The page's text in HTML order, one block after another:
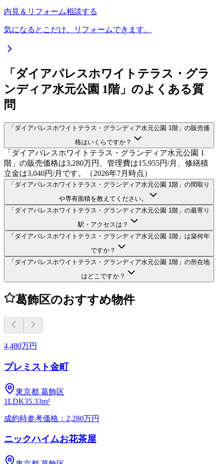
内見＆リフォーム相談する
気になるとこだけ、リフォームできます。
「ダイアパレスホワイトテラス・グラ
ンディア水元公園 1階」のよくある質
問
「ダイアパレスホワイトテラス・グランディア水元公園 1階」の販売価
格はいくらですか？
「ダイアパレスホワイトテラス・グランディア水元公園 1
階」の販売価格は3,280万円、管理費は15,955円/月、修繕積
立金は3,040円/月です。（2026年7月時点）
「ダイアパレスホワイトテラス・グランディア水元公園 1階」の間取り
や専有面積を教えてください。
「ダイアパレスホワイトテラス・グランディア水元公園 1階」の最寄り
駅・アクセスは？
「ダイアパレスホワイトテラス・グランディア水元公園 1階」は築何年
ですか？
「ダイアパレスホワイトテラス・グランディア水元公園 1階」の所在地
はどこですか？
葛飾区のおすすめ物件
4,480万円
プレミスト金町
東京都 葛飾区
1LDK35.33m²
成約時参考価格：2,280万円
ニックハイムお花茶屋